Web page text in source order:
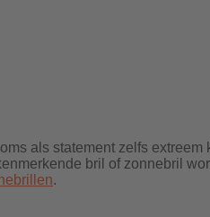
als statement zelfs
bril of zonnebril
.